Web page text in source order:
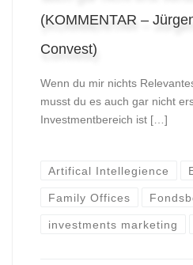
(KOMMENTAR –
Convest)
Wenn du mir nichts
musst du es auch gar nicht
Investmentbereich ist […]
Artifical Intellegience
Family Offices
investments marketing